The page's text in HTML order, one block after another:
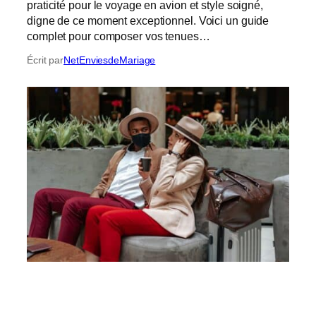
praticité pour le voyage en avion et style soigné,
digne de ce moment exceptionnel. Voici un guide
complet pour composer vos tenues…
Écrit parNetEnviesdeMariage